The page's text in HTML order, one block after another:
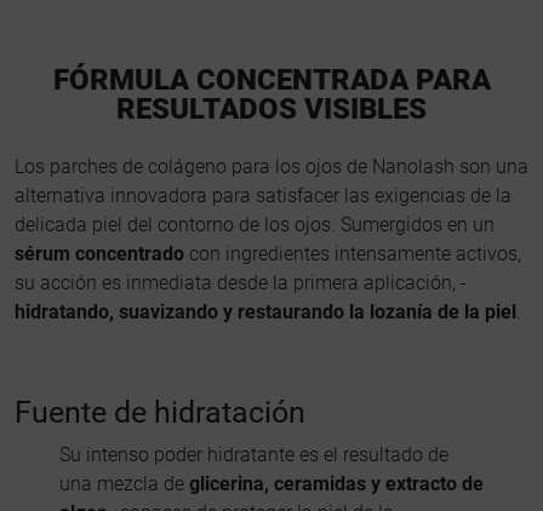
FÓRMULA CONCENTRADA PARA
RESULTADOS VISIBLES
Los parches de colágeno para los ojos de Nanolash son una
alternativa innovadora para satisfacer las exigencias de la
delicada piel del contorno de los ojos. Sumergidos en un
sérum concentrado con ingredientes intensamente activos,
su acción es inmediata desde la primera aplicación, -
hidratando, suavizando y restaurando la lozanía de la piel .
Fuente de hidratación
Su intenso poder hidratante es el resultado de
una mezcla de glicerina, ceramidas y extracto de